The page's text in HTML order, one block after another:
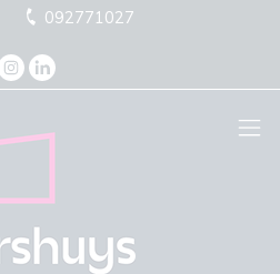
gaan
092771027